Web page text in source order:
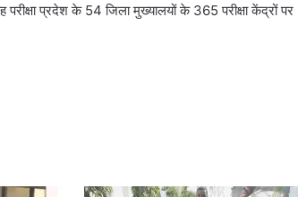
प्रदेश के 54 जिला मुख्यालयों के 365 परीक्षा केंद्रों पर